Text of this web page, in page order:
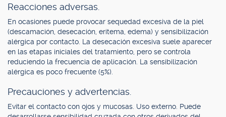
Reacciones adversas.
En ocasiones puede provocar sequedad excesiva de la piel
(descamación, desecación, eritema, edema) y sensibilización
alérgica por contacto. La desecación excesiva suele aparecer
en las etapas iniciales del tratamiento, pero se controla
reduciendo la frecuencia de aplicación. La sensibilización
alérgica es poco frecuente (5%).
Precauciones y advertencias.
Evitar el contacto con ojos y mucosas. Uso externo. Puede